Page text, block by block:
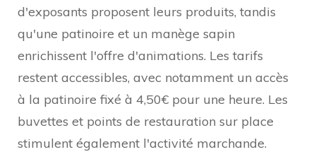
d'exposants proposent leurs produits, tandis
qu'une patinoire et un manège sapin
enrichissent l'offre d'animations. Les tarifs
restent accessibles, avec notamment un accès
à la patinoire fixé à 4,50€ pour une heure. Les
buvettes et points de restauration sur place
stimulent également l'activité marchande.